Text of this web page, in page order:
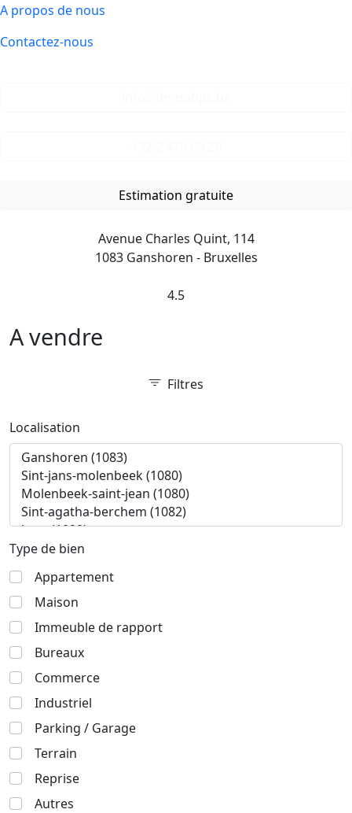
A propos de nous
Contactez-nous
Estimation gratuite
Avenue Charles Quint, 114
1083 Ganshoren - Bruxelles
4.5
A vendre
Filtres
Localisation
Type de bien
Appartement
Maison
Immeuble de rapport
Bureaux
Commerce
Industriel
Parking / Garage
Terrain
Reprise
Autres